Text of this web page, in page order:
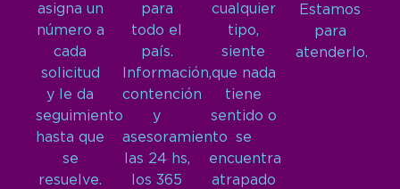
asigna un
número a
cada
solicitud
y le da
seguimiento
hasta que
se
resuelve.
para
todo el
país.
Información,
contención
y
asesoramiento
las 24 hs,
los 365
cualquier
tipo,
siente
que nada
tiene
sentido o
se
encuentra
atrapado
Estamos
para
atenderlo.